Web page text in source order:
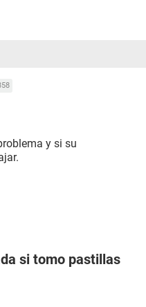
y si su
si tomo pastillas